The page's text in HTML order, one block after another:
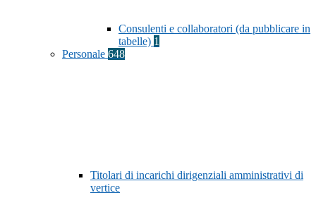
Consulenti e collaboratori (da pubblicare in
tabelle) 1
Personale 648
Titolari di incarichi dirigenziali amministrativi di
vertice